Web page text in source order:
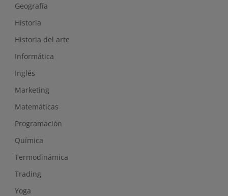
Geografía
Historia
Historia del arte
Informática
Inglés
Marketing
Matemáticas
Programación
Química
Termodinámica
Trading
Yoga